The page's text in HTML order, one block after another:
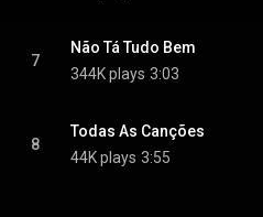
7
Não Tá Tudo Bem
344K plays 3:03
8
Todas As Canções
44K plays 3:55